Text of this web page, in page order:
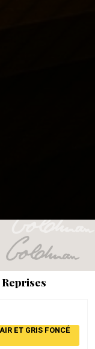
Reprises
ET GRIS FONCÉ